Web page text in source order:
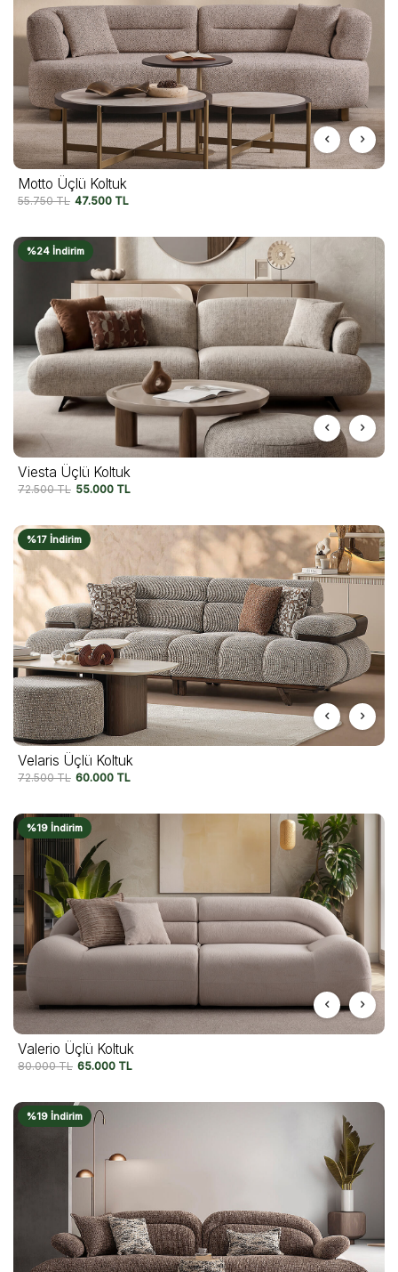
Motto Üçlü Koltuk
55.750TL 47.500 TL
%24 İndirim
Viesta Üçlü Koltuk
72.500TL 55.000 TL
%17 İndirim
Velaris Üçlü Koltuk
72.500TL 60.000 TL
%19 İndirim
Valerio Üçlü Koltuk
80.000TL 65.000 TL
%19 İndirim